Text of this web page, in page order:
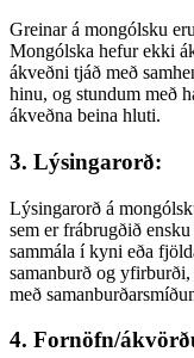
Greinar á mongólsku
Mongólska hefur ekki
ákveðni tjáð með
hinu, og stundum með
ákveðna beina hluti.
3. Lýsingarorð:
Lýsingarorð á
sem er frábrugðið
sammála í kyni eða
samanburð og
með
4. Fornöfn/